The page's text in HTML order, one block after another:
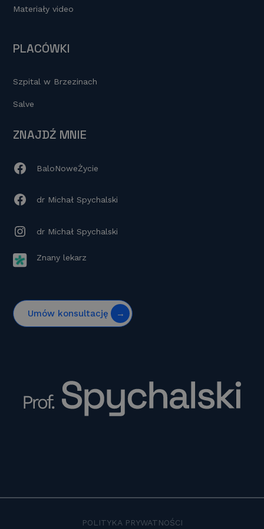
Materiały video
PLACÓWKI
Szpital w Brzezinach
Salve
ZNAJDŹ MNIE
BaloNoweŻycie
dr Michał Spychalski
dr Michał Spychalski
Znany lekarz
Umów konsultację
POLITYKA PRYWATNOŚCI